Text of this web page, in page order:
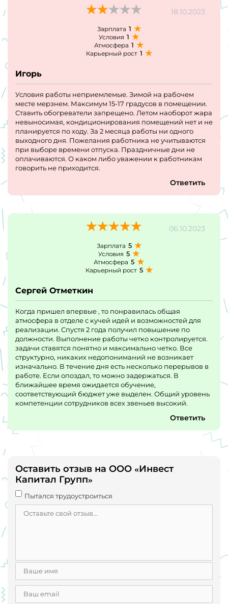
18.10.2023
Зарплата 1
Условия 1
Атмосфера 1
Карьерный рост 1
Игорь
Условия работы неприемлемые. Зимой на рабочем
месте мерзнем. Максимум 15-17 градусов в помещении.
Ставить обогреватели запрещено. Летом наоборот жара
невыносимая, кондиционирования помещений нет и не
планируется по ходу. За 2 месяца работы ни одного
выходного дня. Пожелания работника не учитываются
при выборе времени отпуска. Праздничные дни не
оплачиваются. О каком либо уважении к работникам
говорить не приходится.
Ответить
06.10.2023
Зарплата 5
Условия 5
Атмосфера 5
Карьерный рост 5
Сергей Отметкин
Когда пришел впервые , то понравилась общая
атмосфера в отделе с кучей идей и возможностей для
реализации. Спустя 2 года получил повышение по
должности. Выполнение работы четко контролируется.
задачи ставятся понятно и максимально четко. Все
структурно, никаких недопониманий не возникает
изначально. В течение дня есть несколько перерывов в
работе. Если опоздал, то можно задержаться. В
ближайшее время ожидается обучение,
соответствующий бюджет уже выделен. Общий уровень
компетенции сотрудников всех звеньев высокий.
Ответить
Оставить отзыв на ООО «Инвест
Капитал Групп»
Пытался трудоустроиться